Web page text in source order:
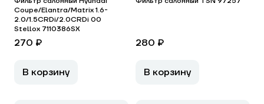
Coupe/Elantra/Matrix 1.6-
2.0/1.5CRDi/2.0CRDi 00
Stellox 7110386SX
270 ₽
В корзину
280 ₽
В корзину